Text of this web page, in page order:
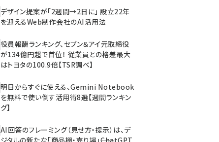
デザイン提案が「2週間→2日に」 設立22年
を迎えるWeb制作会社のAI活用法
役員報酬ランキング、セブン＆アイ元取締役
が134億円超で首位！ 従業員との格差最大
はトヨタの100.9倍【TSR調べ】
明日からすぐに使える、Gemini Notebook
を無料で使い倒す活用術8選【週間ランキン
グ】
AI回答のフレーミング（見せ方・提示）は、デ
ジタルの新たな「商品棚・売り場」――ChatGPT